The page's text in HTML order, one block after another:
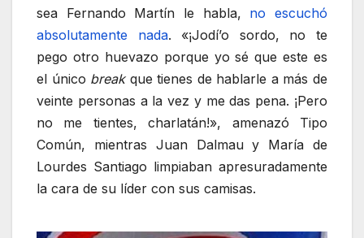
sea Fernando Martín le habla, no escuchó
absolutamente nada. «¡Jodí’o sordo, no te
pego otro huevazo porque yo sé que este es
el único breakque tienes de hablarle a más de
veinte personas a la vez y me das pena. ¡Pero
no me tientes, charlatán!», amenazó Tipo
Común, mientras Juan Dalmau y María de
Lourdes Santiago limpiaban apresuradamente
la cara de su líder con sus camisas.